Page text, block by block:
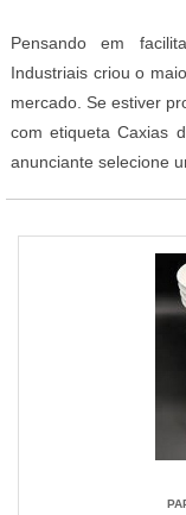
Pensando em
Industriais criou o
mercado. Se estiver
com etiqueta Caxias
anunciante selecione